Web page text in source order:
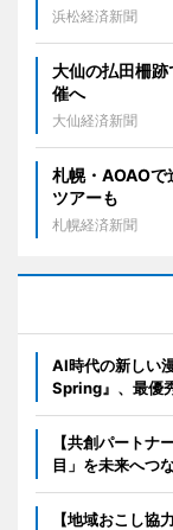
浜松経済新聞
大仙の払田柵
催へ
大仙経済新聞
札幌・AOAO
ツアーも
札幌経済新聞
AI時代の新しい
Spring』、最優
【共創パートナ
目」を未来へつ
【地域おこし協